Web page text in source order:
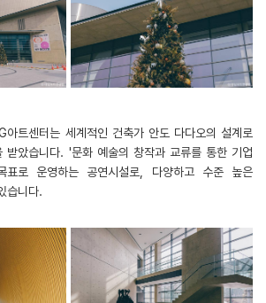
트센터는 세계적인 건축가 안도 다다오의 설계로
받았습니다. '문화 예술의 창작과 교류를 통한 기업
로 운영하는 공연시설로, 다양하고 수준 높은
습니다.